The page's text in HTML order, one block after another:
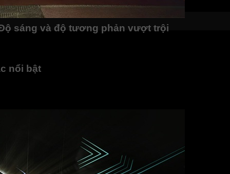
sáng và độ tương phản vượt trội
đèn nền LED cao cấp (Full Array Dimming) giúp tăng
góc độ nào.
nổi bật
mang đến hình ảnh chi tiết sắc nét hơn, màu sắc nổi bật hơn
nghệ Ultra Luminance tối ưu hóa độ sáng cho sắc đen ấn